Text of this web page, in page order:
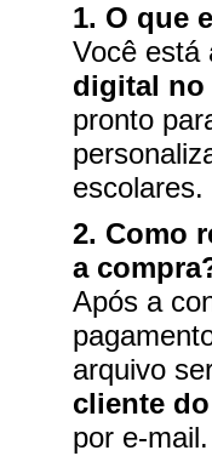
1. O que
Você está
digital no
pronto
escolares.
2. Como
a
Após a
arquivo
cliente
por e-mail.